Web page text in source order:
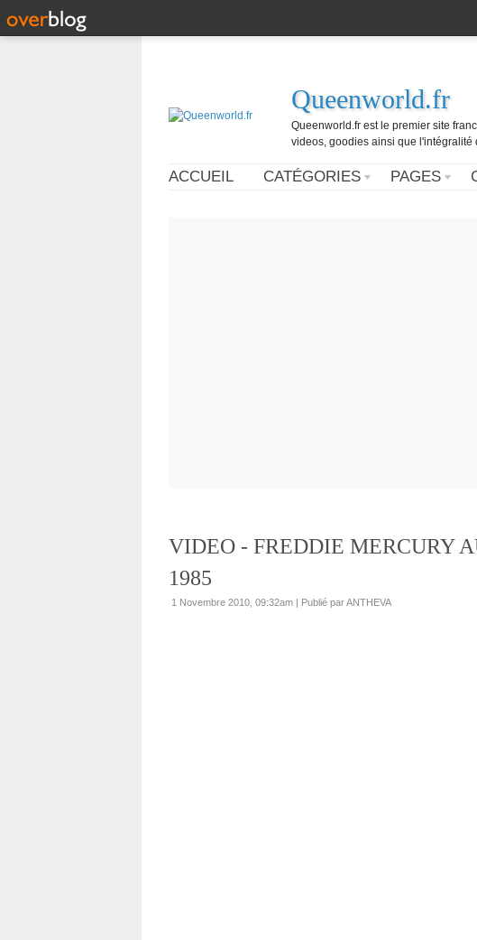
Queenworld.fr
Queenworld.fr est le premier site
videos, goodies ainsi que l'intégralité
ACCUEIL CATÉGORIES PAGES
VIDEO - FREDDIE MERCURY
1985
1 Novembre 2010, 09:32am | Publié par ANTHEVA